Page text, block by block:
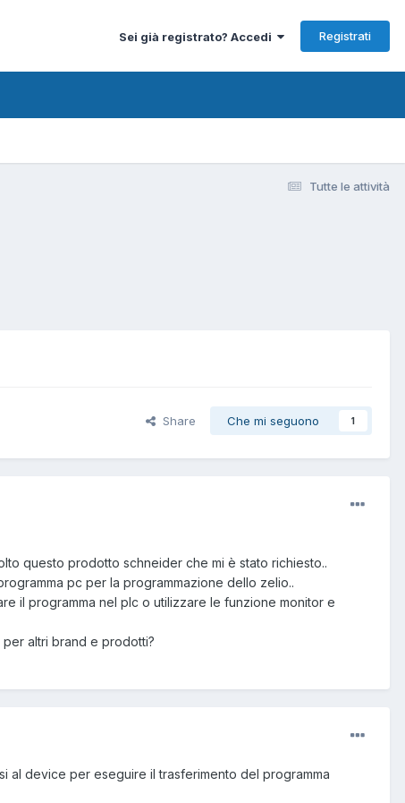
Sei già registrato? Accedi Registrati
Tutte le attività
Share Che mi seguono 1
questo prodotto schneider che mi è stato richiesto..
pc per la programmazione dello zelio..
il programma nel plc o utilizzare le funzione monitor e
altri brand e prodotti?
device per eseguire il trasferimento del programma